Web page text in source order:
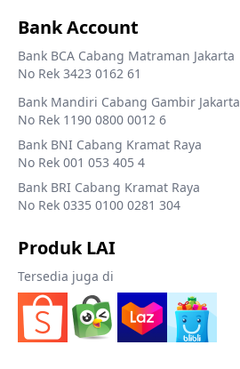
Bank Account
Bank BCA Cabang Matraman Jakarta
No Rek 3423 0162 61
Bank Mandiri Cabang Gambir Jakarta
No Rek 1190 0800 0012 6
Bank BNI Cabang Kramat Raya
No Rek 001 053 405 4
Bank BRI Cabang Kramat Raya
No Rek 0335 0100 0281 304
Produk LAI
Tersedia juga di